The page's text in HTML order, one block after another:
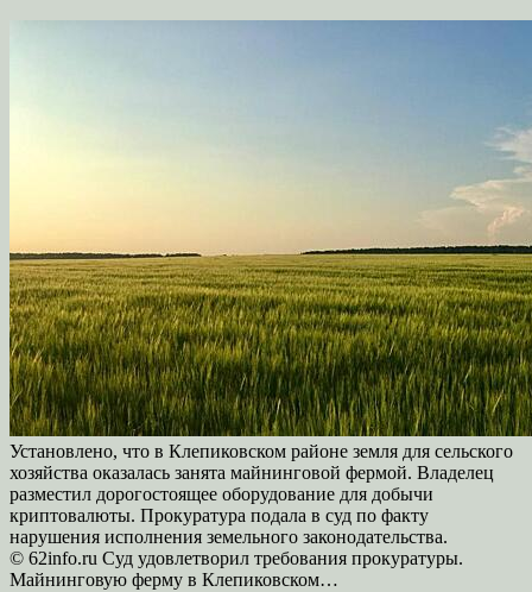
Установлено, что в Клепиковском районе земля для сельского
хозяйства оказалась занята майнинговой фермой. Владелец
разместил дорогостоящее оборудование для добычи
криптовалюты. Прокуратура подала в суд по факту
нарушения исполнения земельного законодательства.
© 62info.ru Суд удовлетворил требования прокуратуры.
Майнинговую ферму в Клепиковском…